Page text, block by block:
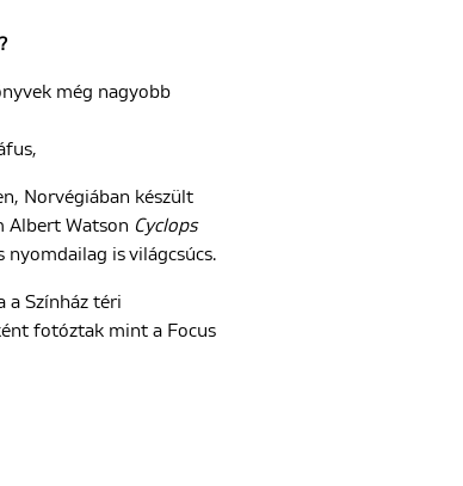
még nagyobb
Norvégiában készült
Albert Watson Cyclops
is világcsúcs.
a Színház téri
fotóztak mint a Focus